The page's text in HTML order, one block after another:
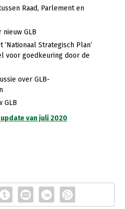
Raad, Parlement en
GLB
Strategisch Plan’
voor goedkeuring door de
over GLB-
GLB
van juli 2020